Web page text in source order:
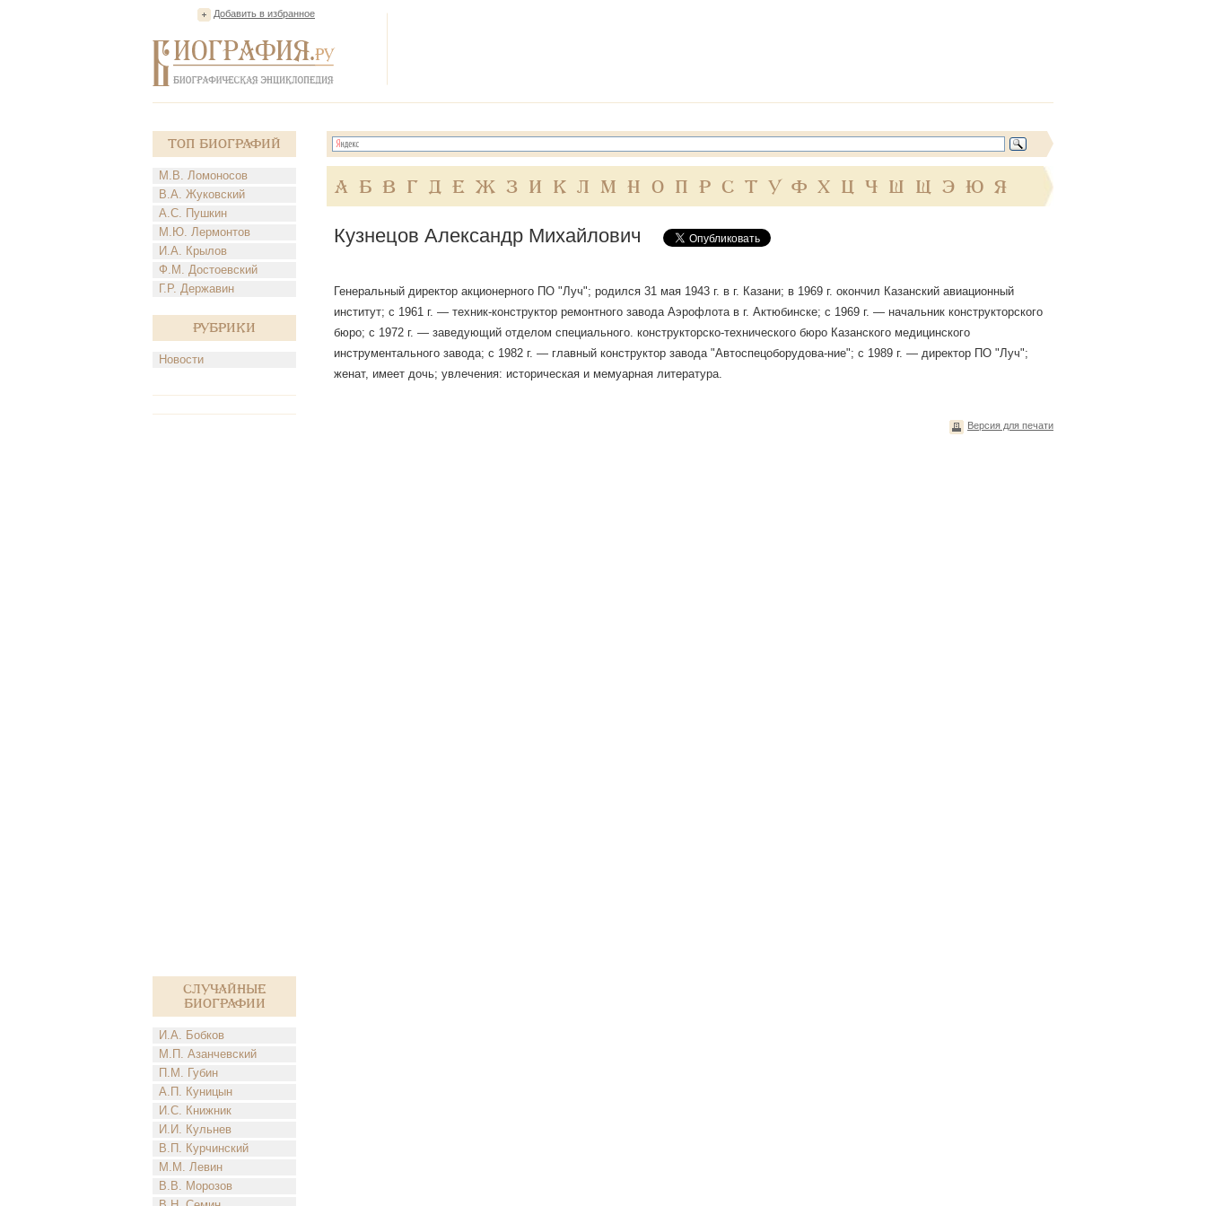
Добавить в избранное
Топ Биографий
М.В. Ломоносов
В.А. Жуковский
А.С. Пушкин
М.Ю. Лермонтов
И.А. Крылов
Ф.М. Достоевский
Г.Р. Державин
Рубрики
Новости
Случайные
биографии
И.А. Бобков
М.П. Азанчевский
П.М. Губин
А.П. Куницын
И.С. Книжник
И.И. Кульнев
В.П. Курчинский
М.М. Левин
В.В. Морозов
А Б В Г Д Е Ж З И К Л М Н О П Р С Т У Ф Х Ц Ч Ш Щ Э Ю Я
Кузнецов Александр Михайлович
Генеральный директор акционерного ПО "Луч"; родился 31 мая 1943 г. в г. Казани; в 1969 г. окончил Казанский авиационный
институт; с 1961 г. — техник-конструктор ремонтного завода Аэрофлота в г. Актюбинске; с 1969 г. — начальник конструкторского
бюро; с 1972 г. — заведующий отделом специального. конструкторско-технического бюро Казанского медицинского
инструментального завода; с 1982 г. — главный конструктор завода "Автоспецоборудова-ние"; с 1989 г. — директор ПО "Луч";
женат, имеет дочь; увлечения: историческая и мемуарная литература.
Версия для печати